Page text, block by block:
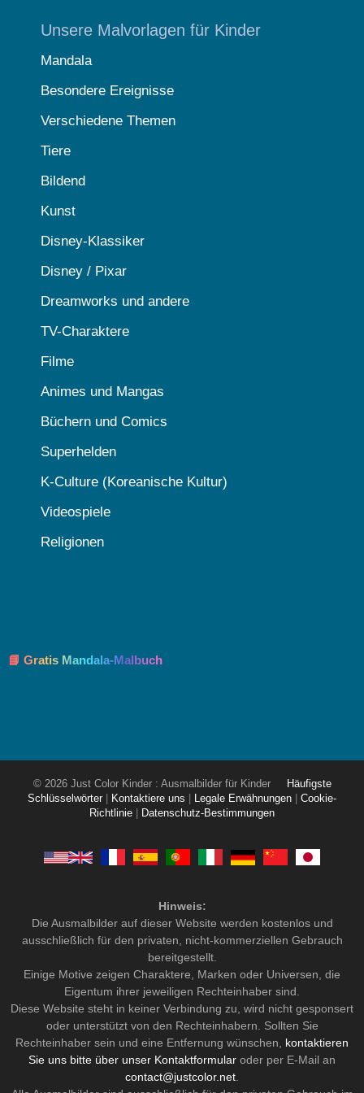
Unsere Malvorlagen für Kinder
Mandala
Besondere Ereignisse
Verschiedene Themen
Tiere
Bildend
Kunst
Disney-Klassiker
Disney / Pixar
Dreamworks und andere
TV-Charaktere
Filme
Animes und Mangas
Büchern und Comics
Superhelden
K-Culture (Koreanische Kultur)
Videospiele
Religionen
📘 Gratis Mandala-Malbuch
© 2026 Just Color Kinder : Ausmalbilder für Kinder
Häufigste
Schlüsselwörter
Kontaktiere uns Legale Erwähnungen
Cookie-
Richtlinie
Datenschutz-Bestimmungen
Hinweis:
Die Ausmalbilder auf dieser Website werden kostenlos und
ausschließlich für den privaten, nicht-kommerziellen Gebrauch
bereitgestellt.
Einige Motive zeigen Charaktere, Marken oder Universen, die
Eigentum ihrer jeweiligen Rechteinhaber sind.
Diese Website steht in keiner Verbindung zu, wird nicht gesponsert
oder unterstützt von den Rechteinhabern. Sollten Sie
Rechteinhaber sein und eine Entfernung wünschen, kontaktieren
Sie uns bitte über unser Kontaktformular oder per E-Mail an
contact@justcolor.net.